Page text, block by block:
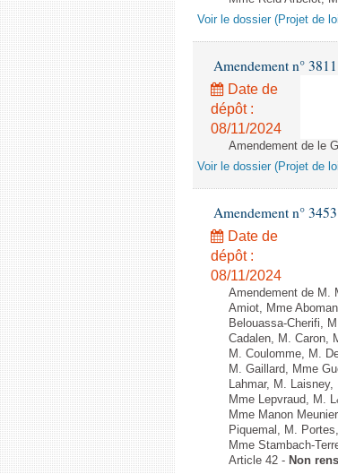
Voir le dossier (Projet de
Amendement n°
Date de
dépôt :
08/11/2024
Amendement de le
Voir le dossier (Projet de
Amendement n°
Date de
dépôt :
08/11/2024
Amendement de M.
Amiot, Mme
Belouassa-Cherifi,
Cadalen, M. Caron,
M. Coulomme, M.
M. Gaillard, Mme
Lahmar, M.
Mme Lepvraud, M.
Mme Manon
Piquemal, M.
Mme Stambach-
Article 42 - Non